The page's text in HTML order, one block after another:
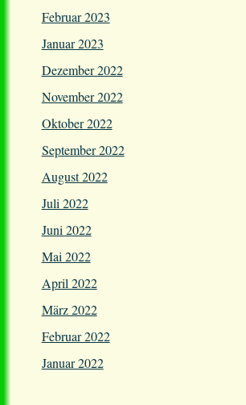
Februar 2023
Januar 2023
Dezember 2022
November 2022
Oktober 2022
September 2022
August 2022
Juli 2022
Juni 2022
Mai 2022
April 2022
März 2022
Februar 2022
Januar 2022